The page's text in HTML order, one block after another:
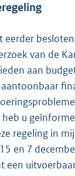
eerder
van de
aan
u
regeling in
en 7
een